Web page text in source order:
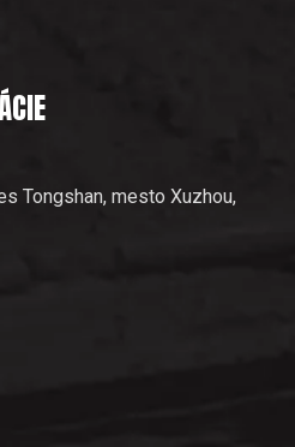
Tongshan, mesto Xuzhou,